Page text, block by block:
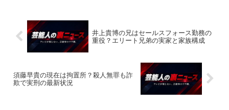
井上貴博の兄はセールスフォース勤務の
重役？エリート兄弟の実家と家族構成
須藤早貴の現在は拘置所？殺人無罪も詐
欺で実刑の最新状況